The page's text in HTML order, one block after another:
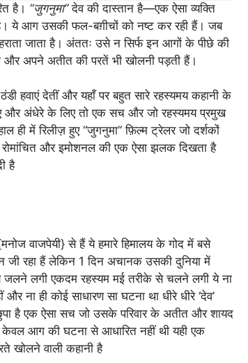
है। “जुगनुमा”देव की दास्तान है—एक ऐसा व्यक्ति
ये आग उसकी फल-बग़ीचों को नष्ट कर रही हैं। जब
जाता है। अंततः उसे न सिर्फ इन आगों के पीछे की
और अपने अतीत की परतें भी खोलनी पड़ती हैं।
हवाएं देतीं और यहाँ पर बहुत सारे रहस्यमय कहानी के
और अंधेरे के लिए तो एक सच और जो रहस्यमय प्रमुख
में रिलीज़ हुए “जुगनुमा” फ़िल्म ट्रेलर जो दर्शकों
और इमोशनल की एक ऐसा झलक दिखता है
है
वाजपेयी} से हैं ये हमारे हिमालय के गोद में बसे
रहा हैं लेकिन 1 दिन अचानक उसकी दुनिया में
लगी एकदम रहस्यम मई तरीके से चलने लगी ये ना
ना ही कोई साधारण सा घटना था धीरे धीरे ‘देव’
है एक ऐसा सच जो उसके परिवार के अतीत और शायद
आग की घटना से आधारित नहीं थी यही एक
खोलने वाली कहानी है